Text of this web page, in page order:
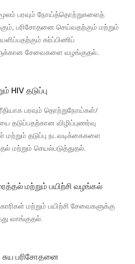
மூலம் பரவும் நோய்த்தொற்றுகளைத்
பரிசோதனை செய்வதற்கும் மற்றும்
கர்ப்பிணிப்
சேவைகளை வழங்குதல்..
HIV தடுப்பு
பரவும் தொற்றுநோய்கள்/
தடுப்பதற்கான விழிப்புணர்வு
மற்றும் தடுப்பு நடவடிக்கைகளை
மற்றும் செயல்படுத்துதல்.
மற்றும் பயிற்சி வழங்கல்
மற்றும் பயிற்சி சேவைகளுக்கு
வாங்குதல்.
சுய பரிசோதனை